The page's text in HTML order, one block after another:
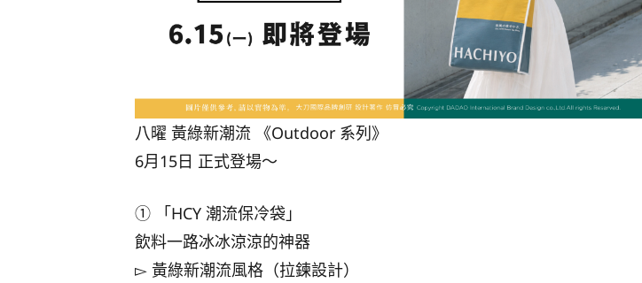
八曜 黃綠新潮流 《Outdoor 系列》
6月15日 正式登場～
① 「HCY 潮流保冷袋」
飲料一路冰冰涼涼的神器
▻ 黃綠新潮流風格（拉鍊設計）